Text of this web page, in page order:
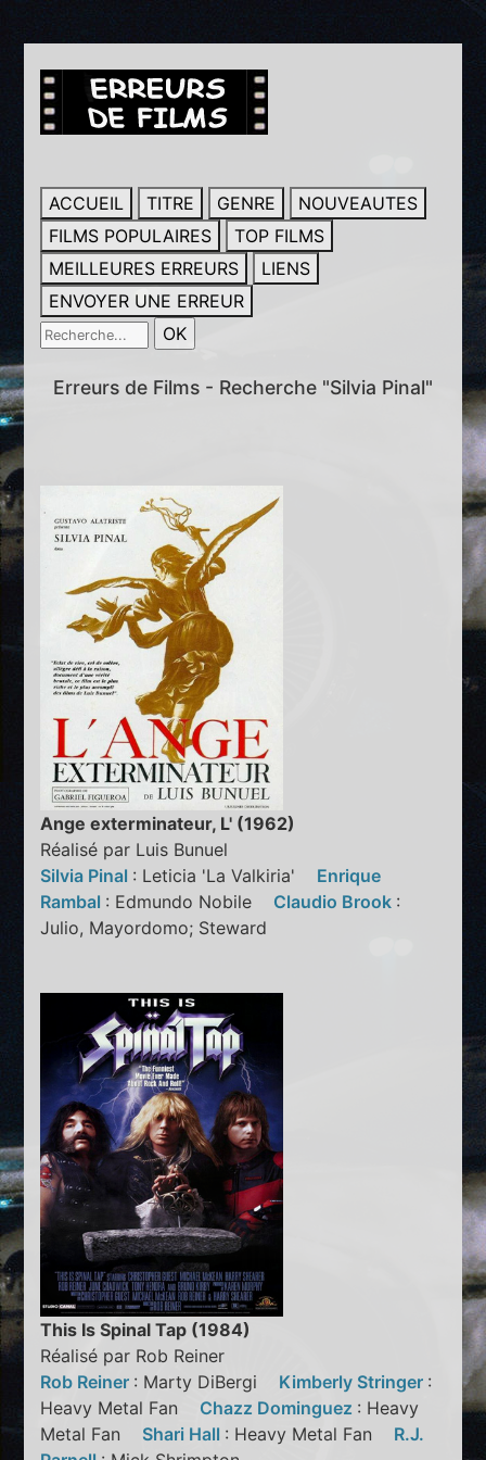
ACCUEIL TITRE GENRE
NOUVEAUTES
FILMS POPULAIRES
TOP FILMS
MEILLEURES ERREURS
LIENS
ENVOYER UNE ERREUR
Erreurs de Films - Recherche "Silvia Pinal"
Ange exterminateur, L' (1962)
Réalisé par Luis Bunuel
Silvia Pinal : Leticia 'La Valkiria' Enrique
Rambal : Edmundo Nobile Claudio Brook :
Julio, Mayordomo; Steward
This Is Spinal Tap (1984)
Réalisé par Rob Reiner
Rob Reiner : Marty DiBergi Kimberly Stringer :
Heavy Metal Fan Chazz Dominguez : Heavy
Metal Fan Shari Hall : Heavy Metal Fan R.J.